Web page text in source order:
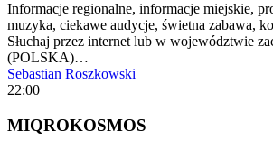
Informacje regionalne, informacje miejskie,
muzyka, ciekawe audycje, świetna zabawa,
Słuchaj przez internet lub w województwie
(POLSKA)…
Sebastian Roszkowski
22:00
MIQROKOSMOS